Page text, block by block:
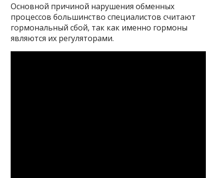
Основной причиной нарушения обменных
процессов большинство специалистов считают
гормональный сбой, так как именно гормоны
являются их регуляторами.